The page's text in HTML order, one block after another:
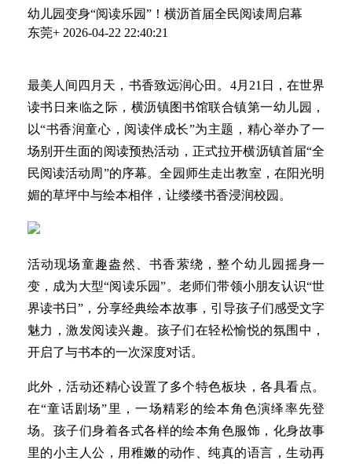
幼儿园变身“阅读乐园”！横沥首届全民阅读周启幕
东莞+ 2026-04-22 22:40:21
最美人间四月天，书香致远润心田。4月21日，在世界
读书日来临之际，横沥镇图书馆联合镇第一幼儿园，
以“书香润童心，阅读伴成长”为主题，精心举办了一
场别开生面的阅读预热活动，正式拉开横沥镇首届“全
民阅读活动周”的序幕。全园师生走出教室，在阳光明
媚的草坪中与绘本相伴，让缕缕书香浸润校园。
活动现场童趣盎然、书香萦绕，整个幼儿园摇身一
变，成为大型“阅读乐园”。老师们带领小朋友认识“世
界读书日”，分享经典绘本故事，引导孩子们感受文字
魅力，激发阅读兴趣。孩子们在轻松愉悦的氛围中，
开启了与书本的一次深度对话。
此外，活动还精心设置了多个特色板块，各具看点。
在“童话剧场”里，一场精彩的绘本角色演绎率先登
场。孩子们身着各式各样的绘本角色服饰，化身故事
里的小主人公，用稚嫩的动作、纯真的语言，生动再